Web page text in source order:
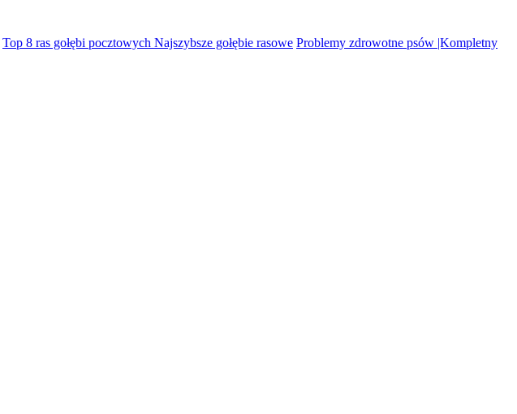
Top 8 ras gołębi pocztowych Najszybsze gołębie rasowe Problemy zdrowotne psów |Kompletny